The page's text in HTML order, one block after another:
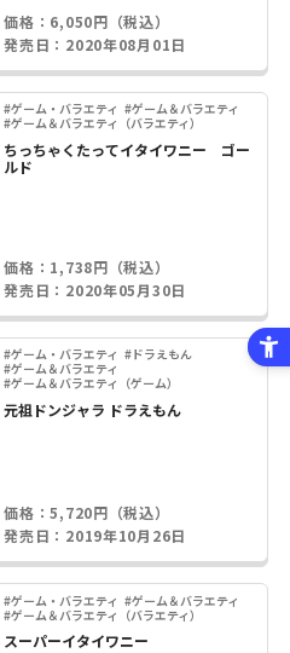
価格：6,050円（税込）
発売日：2020年08月01日
#ゲーム・バラエティ #ゲーム＆バラエティ
#ゲーム＆バラエティ（バラエティ）
ちっちゃくたってイタイワニー ゴー
ルド
価格：1,738円（税込）
発売日：2020年05月30日
#ゲーム・バラエティ #ドラえもん
#ゲーム＆バラエティ
#ゲーム＆バラエティ（ゲーム）
元祖ドンジャラ ドラえもん
価格：5,720円（税込）
発売日：2019年10月26日
#ゲーム・バラエティ #ゲーム＆バラエティ
#ゲーム＆バラエティ（バラエティ）
スーパーイタイワニー